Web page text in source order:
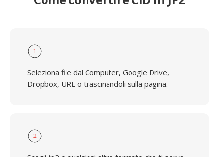
1
Seleziona file dal Computer, Google Drive,
Dropbox, URL o trascinandoli sulla pagina.
2